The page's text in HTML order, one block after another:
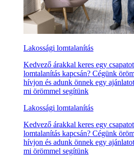
Lakossági lomtalanítás
Kedvező árakkal keres egy
lomtalanítás kapcsán? Cégünk
hívjon és adunk önnek egy
mi örömmel segítünk
Lakossági lomtalanítás
Kedvező árakkal keres egy
lomtalanítás kapcsán? Cégünk
hívjon és adunk önnek egy
mi örömmel segítünk